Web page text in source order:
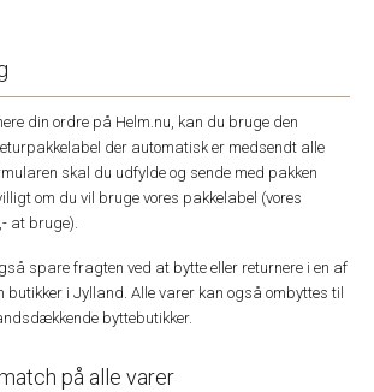
din ordre på Helm.nu, kan du bruge den
der automatisk er medsendt alle
skal du udfylde og sende med pakken
om du vil bruge vores pakkelabel (vores
at bruge).
spare fragten ved at bytte eller returnere i en af
butikker i Jylland. Alle varer kan også ombyttes til
byttebutikker.
på alle varer